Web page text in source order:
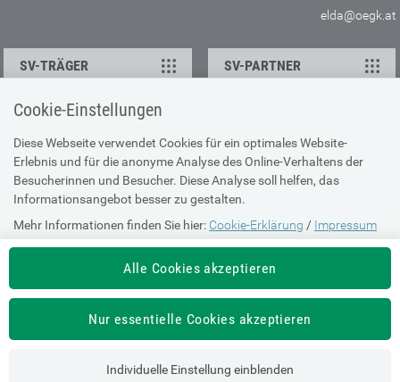
Cookie-Einstellungen
Diese Webseite verwendet Cookies für ein optimales Website-
Erlebnis und für die anonyme Analyse des Online-Verhaltens der
Besucherinnen und Besucher. Diese Analyse soll helfen, das
Informationsangebot besser zu gestalten.
Mehr Informationen finden Sie hier: Cookie-Erklärung / Impressum
Alle Cookies akzeptieren
Nur essentielle Cookies akzeptieren
Individuelle Einstellung einblenden
elda@oegk.at
SV-TRÄGER SV-PARTNER
KONTAKT
Ansprechpartner
Feedback
ÜBER UNS
Sitemap